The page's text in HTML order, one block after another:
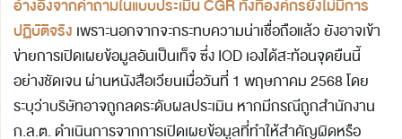
อ้างอิงจากคำถามในแบบประเมินCGRทั้งที่องค์กรยังไม่มีการ
ปฏิบัติจริง เพราะนอกจากจะกระทบความน่าเชื่อถือแล้ว ยังอาจเข้า
ข่ายการเปิดเผยข้อมูลอันเป็นเท็จ ซึ่ง IOD เองได้สะท้อนจุดยืนนี้
อย่างชัดเจน ผ่านหนังสือเวียนเมื่อวันที่ 1 พฤษภาคม 2568 โดย
ระบุว่าบริษัทอาจถูกลดระดับผลประเมิน หากมีกรณีถูกสำนักงาน
ก.ล.ต. ดำเนินการจากการเปิดเผยข้อมูลที่ทำให้สำคัญผิดหรือ